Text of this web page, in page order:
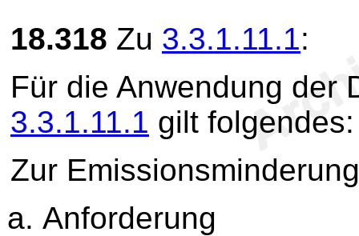
18.318 Zu 3.3.1.11.1:
Für die Anwendung der
3.3.1.11.1 gilt folgendes:
Zur
Anforderung